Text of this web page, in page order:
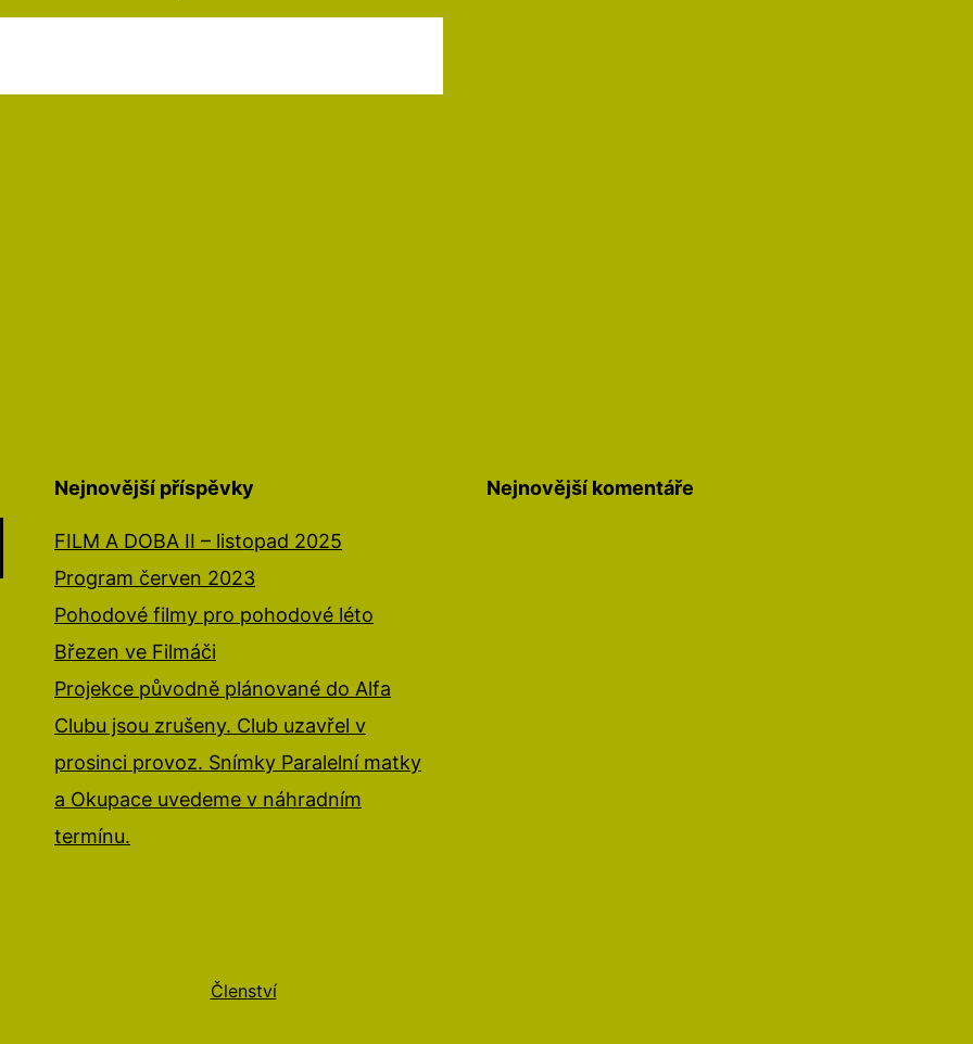
Savdie
Nejnovější příspěvky
FILM A DOBA II – listopad 2025
Program červen 2023
Pohodové filmy pro pohodové léto
Březen ve Filmáči
Projekce původně plánované do Alfa
Clubu jsou zrušeny. Club uzavřel v
prosinci provoz. Snímky Paralelní matky
a Okupace uvedeme v náhradním
termínu.
Nejnovější komentáře
Členství